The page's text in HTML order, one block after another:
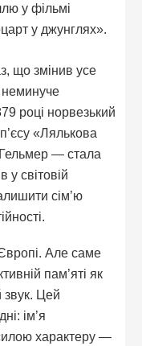
у фільмі
у джунглях».
що змінив усе
неминуче
році норвезький
«Лялькова
— стала
у світовій
сім’ю
Але саме
пам’яті як
звук. Цей
ім’я
характеру —